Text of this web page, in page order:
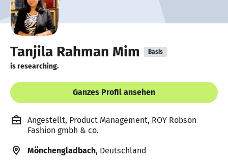
Tanjila Rahman Mim Basis
is researching.
Ganzes Profil ansehen
Angestellt, Product Management, ROY Robson
Fashion gmbh & co.
Mönchengladbach, Deutschland